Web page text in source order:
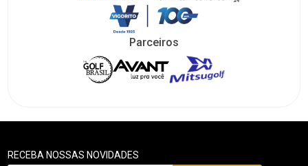
Parceiros
RECEBA NOSSAS NOVIDADES